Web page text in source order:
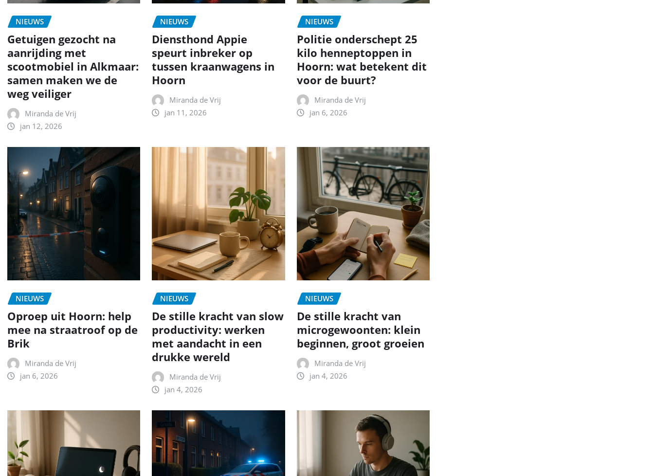
NIEUWS
Getuigen gezocht na
aanrijding met
scootmobiel in Alkmaar:
samen maken we de
weg veiliger
Miranda de Vrij
jan 12, 2026
NIEUWS
Diensthond Appie
speurt inbreker op
tussen kraanwagens in
Hoorn
Miranda de Vrij
jan 11, 2026
NIEUWS
Politie onderschept 25
kilo henneptoppen in
Hoorn: wat betekent dit
voor de buurt?
Miranda de Vrij
jan 6, 2026
NIEUWS
Oproep uit Hoorn: help
mee na straatroof op de
Brik
Miranda de Vrij
jan 6, 2026
NIEUWS
De stille kracht van slow
productivity: werken
met aandacht in een
drukke wereld
Miranda de Vrij
jan 4, 2026
NIEUWS
De stille kracht van
microgewoonten: klein
beginnen, groot groeien
Miranda de Vrij
jan 4, 2026